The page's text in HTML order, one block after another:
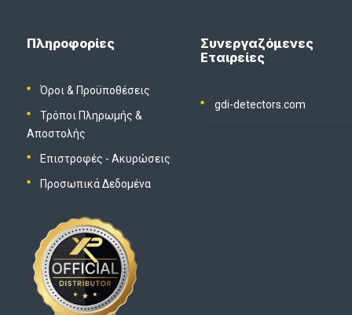
Πληροφορίες
Όροι & Προϋποθέσεις
Τρόποι Πληρωμής &
Αποστολής
Επιστροφές - Ακυρώσεις
Προσωπικά Δεδομένα
Συνεργαζόμενες
Εταιρείες
gdi-detectors.com